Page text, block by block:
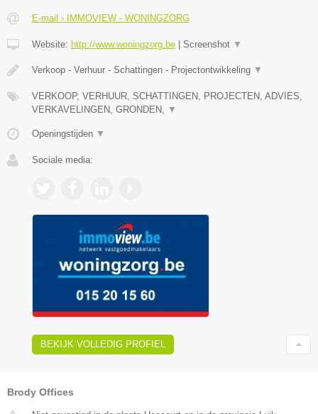
E-mail › IMMOVIEW - WONINGZORG
Website: http://www.woningzorg.be | Screenshot ▼
Verkoop - Verhuur - Schattingen - Projectontwikkeling ▼
VERKOOP, VERHUUR, SCHATTINGEN, PROJECTEN, ADVIES,
VERKAVELINGEN, GRONDEN,
▼
Openingstijden ▼
Sociale media:
BEKIJK VOLLEDIG PROFIEL
Brody Offices